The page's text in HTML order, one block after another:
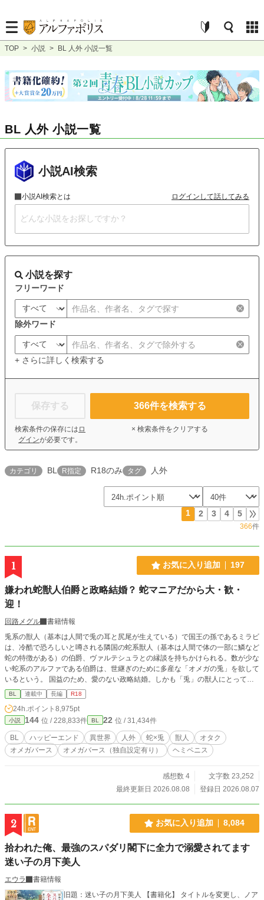
TOP > 小説 > BL 人外 小説一覧
BL 人外 小説一覧
小説AI検索
小説AI検索とは ログインして話してみる
小説を探す
フリーワード
除外ワード
+ さらに詳しく検索する
保存する
検索条件の保存には ロ
グインが必要です。
366件を検索する
× 検索条件をクリアする
カテゴリ BL R指定 R18のみ タグ 人外
1 2 3 4 5
366件
1 お気に入り追加 197
嫌われ蛇獣人伯爵と政略結婚？ 蛇マニアだから大・歓・
迎！
回路メグル
書籍情報
兎系の獣人（基本は人間で兎の耳と尻尾が生えている）で国王の孫であるミラビ
は、冷酷で恐ろしいと噂される隣国の蛇系獣人（基本は人間で体の一部に鱗など
蛇の特徴がある）の伯爵、ヴァルテシュラとの縁談を持ちかけられる。数が少な
い蛇系のアルファである伯爵は、世継ぎのために多産な「オメガの兎」を欲して
いるという。 国益のため、愛のない政略結婚。しかも「兎」の獣人にとって恐
ろしく感じる「蛇」なんて…………大・歓・迎！ 実はミラビは大の蛇マニア！
喜んで伯爵へ嫁ぐことに。繁殖のための道具扱いでもなんでもOK！毎日蛇系獣
人と一緒で楽しい！ ハッピー！ しかも、最初は「蛇だから好き」だったのに、
だんだん伯爵本人も素敵な人だとわかって、とにかくハッピー！ 一方伯爵は生
まれてからずっと嫌われ続けてきたため、ミラビが楽しそうにする様子に戸惑う
が、実はミラビのことは昔から気にかけていて…… 【嫌われ者の執着溺愛な蛇
アルファ】×【かわいい蛇マニア兎オメガ】のハイテンションハートフルBLで
ーンには「★」つけています。 ※オメガバースに独自設定を含みます。 ※作中
に蛇の飼育・生態に関する描写が出てきますが、あくまで異世界に生息する蛇と
界独自の対策なので、現代では専用ヒーターで快適な空間を作るようにお願いし
ます。
BL 連載中 長編 R18
24h.ポイント 8,975pt
小説 144 位 / 228,833件 BL 22 位 / 31,434件
BL ハッピーエンド 異世界 人外 蛇×兎 獣人
オタク
オメガバース
オメガバース（独自設定有り） ヘミペニス
感想数 4
文字数 23,252
最終更新日 2026.08.08
登録日 2026.08.07
2 お気に入り追加 8,084
拾われた俺、最強のスパダリ閣下に全力で溺愛されてます
迷い子の月下美人
エウラ
書籍情報
旧題：迷い子の月下美人 【書籍化】 タイトルを変更し、ノア